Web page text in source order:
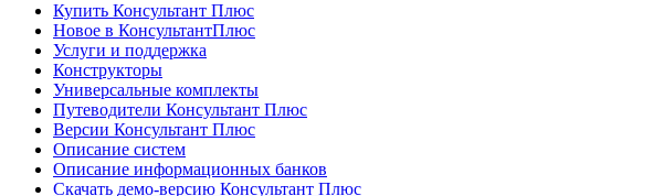
Купить Консультант Плюс
Новое в КонсультантПлюс
Услуги и поддержка
Конструкторы
Универсальные комплекты
Путеводители Консультант Плюс
Версии Консультант Плюс
Описание систем
Описание информационных банков
Скачать демо-версию Консультант Плюс